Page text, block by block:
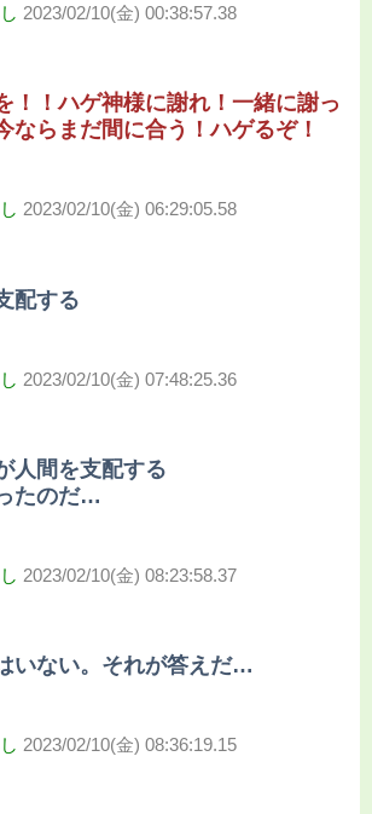
2023/02/10(金) 00:38:57.38
！！ハゲ神様に謝れ！一緒に謝っ
ならまだ間に合う！ハゲるぞ！
2023/02/10(金) 06:29:05.58
配する
2023/02/10(金) 07:48:25.36
間を支配する
たのだ…
2023/02/10(金) 08:23:58.37
いない。それが答えだ…
2023/02/10(金) 08:36:19.15